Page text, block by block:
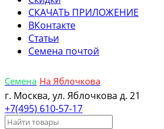
СКАЧАТЬ ПРИЛОЖЕНИЕ
ВКонтакте
Статьи
Семена почтой
Семена На Яблочкова
г. Москва, ул. Яблочкова д. 21
+7(495) 610-57-17